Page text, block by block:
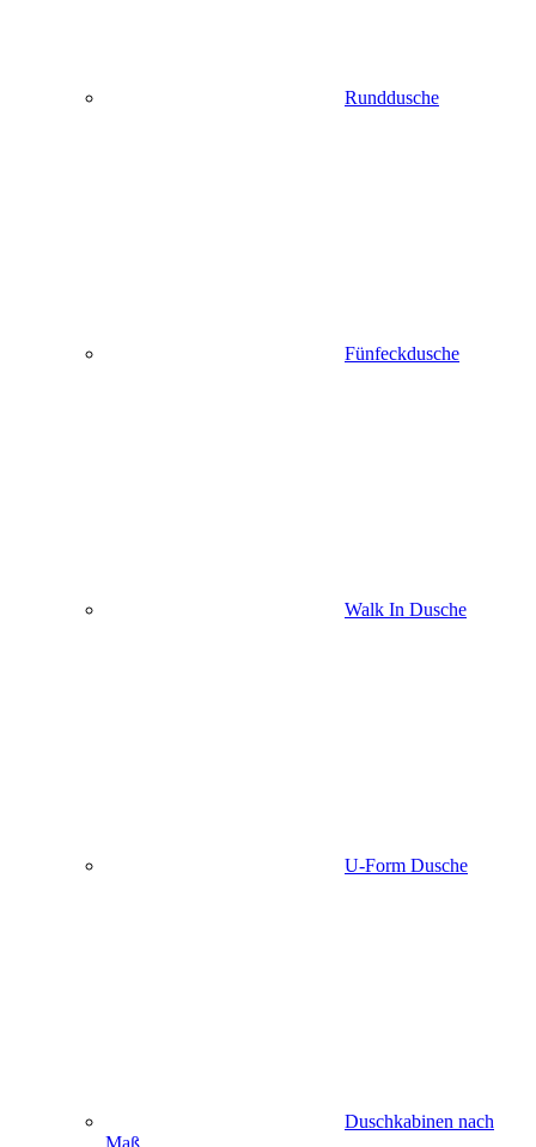
Runddusche
Fünfeckdusche
Walk In Dusche
U-Form Dusche
Duschkabinen nach
Maß